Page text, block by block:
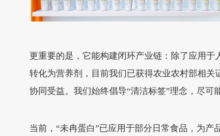
更重要的是，它能构建闭环产业链：除了应用
转化为营养剂，目前我们已获得农业农村部相
协同受益。我们始终倡导“清洁标签”理念，尽可
当前，“未冉蛋白”已应用于部分日常食品，为